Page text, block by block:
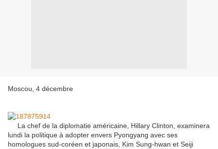
Moscou, 4 décembre
La chef de la diplomatie américaine, Hillary Clinton, examinera
lundi la politique à adopter envers Pyongyang avec ses
homologues sud-coréen et japonais, Kim Sung-hwan et Seiji